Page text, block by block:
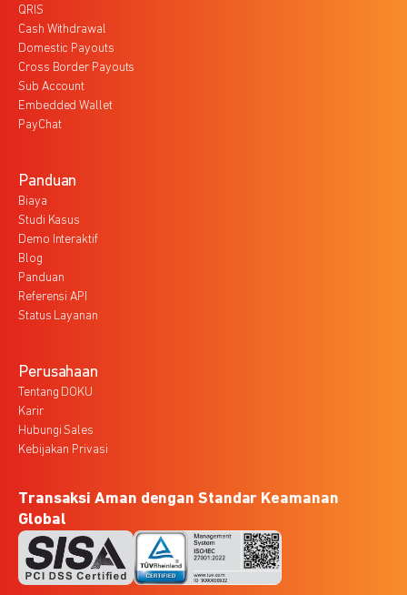
QRIS
Cash Withdrawal
Domestic Payouts
Cross Border Payouts
Sub Account
Embedded Wallet
PayChat
Panduan
Biaya
Studi Kasus
Demo Interaktif
Blog
Panduan
Referensi API
Status Layanan
Perusahaan
Tentang DOKU
Karir
Hubungi Sales
Kebijakan Privasi
Transaksi Aman dengan Standar Keamanan
Global